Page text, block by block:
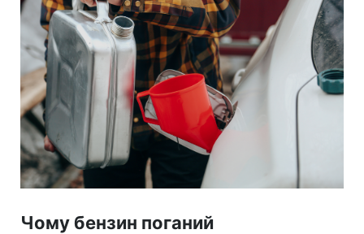
Чому бензин поганий